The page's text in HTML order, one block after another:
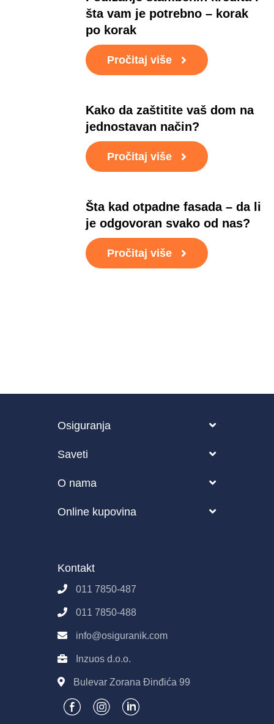
šta vam je potrebno – korak
po korak
Pročitaj više
Kako da zaštitite vaš dom na
jednostavan način?
Pročitaj više
Šta kad otpadne fasada – da li
je odgovoran svako od nas?
Pročitaj više
Osiguranja
Životno osiguranje
Saveti
Kako funkcioniše Osiguranik.com?
O nama
Online kupovina
Pravila E-Prodaje
Obrada podataka
Kontakt
011 7850-487
011 7850-488
info@osiguranik.com
Inzuos d.o.o.
Bulevar Zorana Đinđića 99